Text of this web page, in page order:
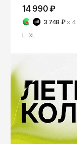
14 990 ₽
3 748 ₽ × 4
L XL